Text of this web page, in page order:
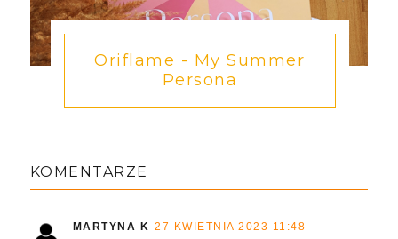
Oriflame - My Summer
Persona
KOMENTARZE
MARTYNA K 27 KWIETNIA 2023 11:48